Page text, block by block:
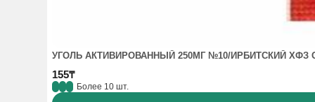
УГОЛЬ АКТИВИРОВАННЫЙ 250МГ №10/ИРБИТСКИЙ ХФЗ
155₸
Более 10 шт.